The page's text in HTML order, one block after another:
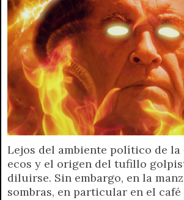
Lejos del ambiente político de la
ecos y el origen del tufillo
diluirse. Sin embargo, en la
sombras, en particular en el